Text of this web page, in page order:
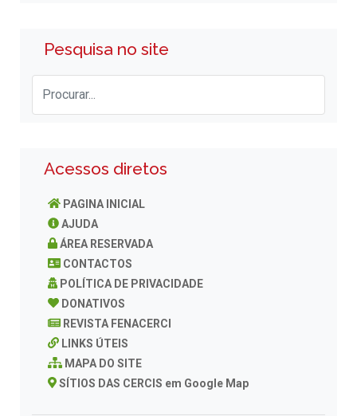
Pesquisa no site
Acessos diretos
PAGINA INICIAL
AJUDA
ÁREA RESERVADA
CONTACTOS
POLÍTICA DE PRIVACIDADE
DONATIVOS
REVISTA FENACERCI
LINKS ÚTEIS
MAPA DO SITE
SÍTIOS DAS CERCIS em Google Map